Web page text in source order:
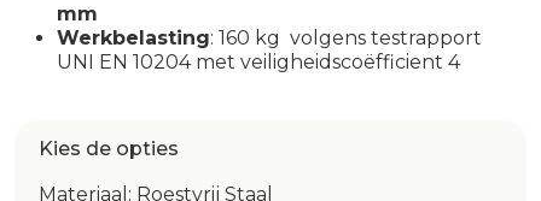
mm
Werkbelasting: 160 kg volgens testrapport
UNI EN 10204 met veiligheidscoëfficient 4
Kies de opties
Materiaal: Roestvrij Staal